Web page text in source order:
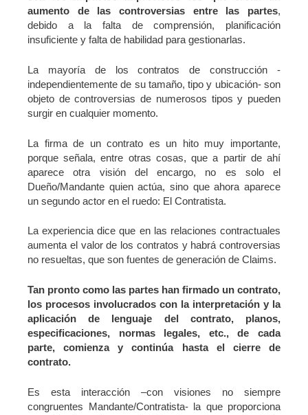
aumento de las controversias entre las partes,
debido a la falta de comprensión, planificación
insuficiente y falta de habilidad para gestionarlas.
La mayoría de los contratos de construcción -
independientemente de su tamaño, tipo y ubicación- son
objeto de controversias de numerosos tipos y pueden
surgir en cualquier momento.
La firma de un contrato es un hito muy importante,
porque señala, entre otras cosas, que a partir de ahí
aparece otra visión del encargo, no es solo el
Dueño/Mandante quien actúa, sino que ahora aparece
un segundo actor en el ruedo: El Contratista.
La experiencia dice que en las relaciones contractuales
aumenta el valor de los contratos y habrá controversias
no resueltas, que son fuentes de generación de Claims.
Tan pronto como las partes han firmado un contrato,
los procesos involucrados con la interpretación y la
aplicación de lenguaje del contrato, planos,
especificaciones, normas legales, etc., de cada
parte, comienza y continúa hasta el cierre de
contrato.
Es esta interacción –con visiones no siempre
congruentes Mandante/Contratista- la que proporciona